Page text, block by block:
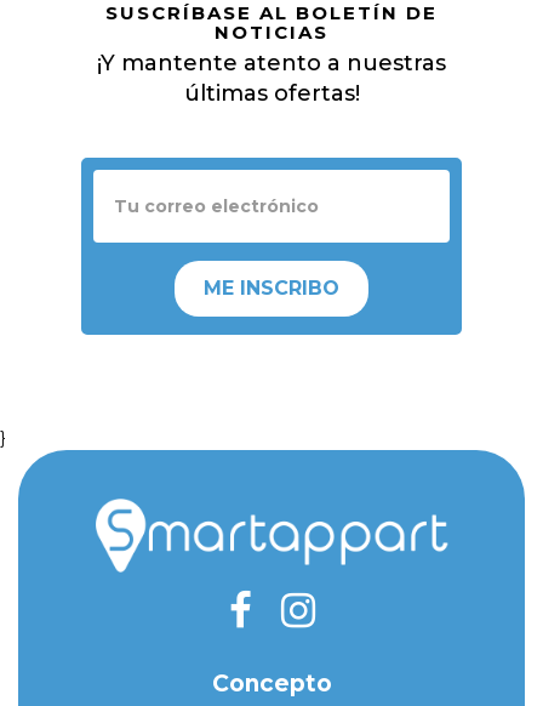
SUSCRÍBASE AL BOLETÍN DE
NOTICIAS
¡Y mantente atento a nuestras
últimas ofertas!
ME INSCRIBO
}
Concepto